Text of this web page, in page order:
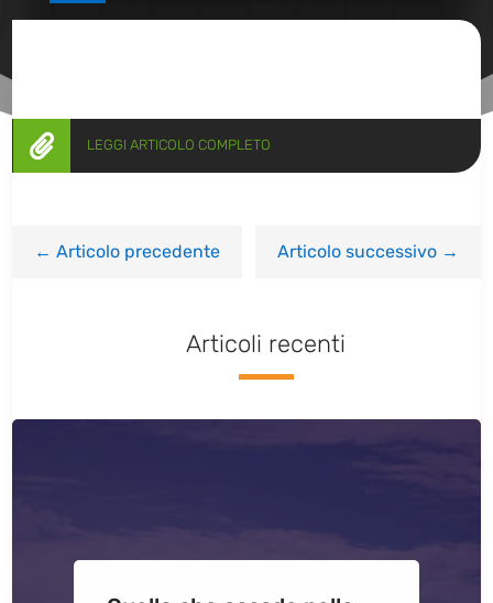
 LEGGI ARTICOLO COMPLETO
←Articolo precedente Articolo successivo→
Articoli recenti